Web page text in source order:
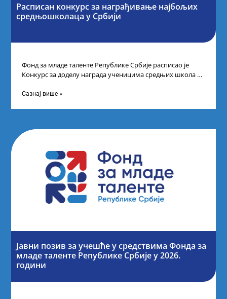
Расписан конкурс за награђивање најбољих
средњошколаца у Србији
Фонд за младе таленте Републике Србије расписао је
Конкурс за доделу награда ученицима средњих школа за
Сазнај више »
Јавни позив за учешће у средствима Фонда за
младе таленте Републике Србије у 2026.
години